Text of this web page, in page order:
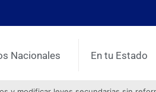
Nacionales En tu Estado